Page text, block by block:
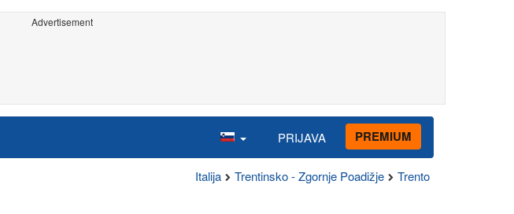
Advertisement
PRIJAVA PREMIUM
Italija Trentinsko - Zgornje Poadižje Trento